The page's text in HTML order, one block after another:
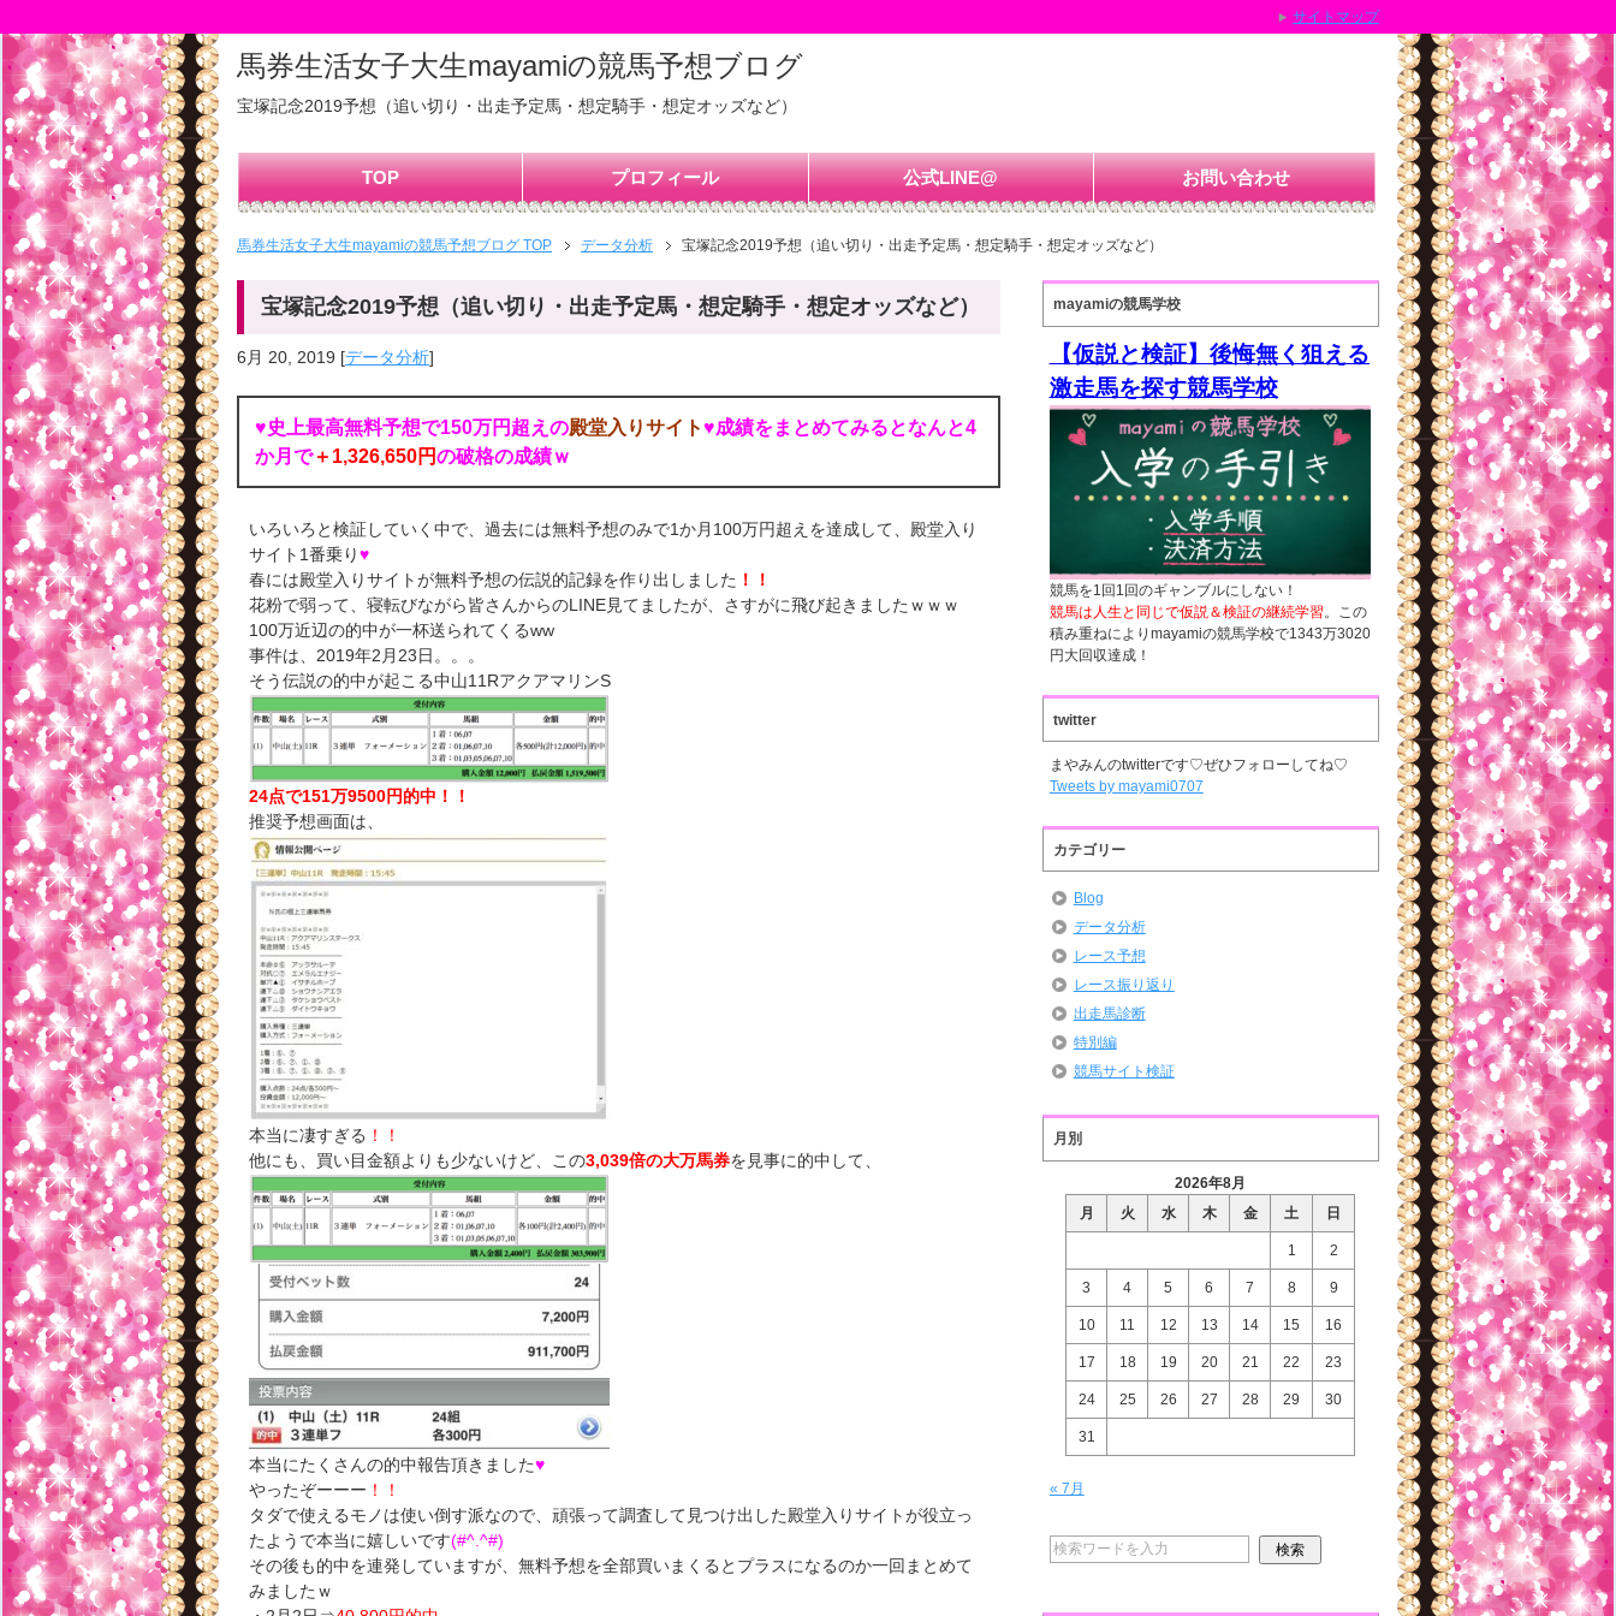
馬券生活女子大生mayamiの競馬予想ブログ
宝塚記念2019予想（追い切り・出走予定馬・想定騎手・想定オッズなど）
TOP プロフィール 公式LINE@ お問い合わせ
馬券生活女子大生mayamiの競馬予想ブログ TOP データ分析 宝塚記念2019予想（追い切り・出走予定馬・想定騎手・想定オッズなど）
宝塚記念2019予想（追い切り・出走予定馬・想定騎手・想定オッズなど）
6月 20, 2019 [データ分析]
♥史上最高無料予想で150万円超えの殿堂入りサイト♥成績をまとめてみるとなんと4
か月で＋1,326,650円の破格の成績ｗ
いろいろと検証していく中で、過去には無料予想のみで1か月100万円超えを達成して、殿堂入り
サイト1番乗り♥
春には殿堂入りサイトが無料予想の伝説的記録を作り出しました ！！
花粉で弱って、寝転びながら皆さんからのLINE見てましたが、さすがに飛び起きましたｗｗｗ
100万近辺の的中が一杯送られてくるww
事件は、2019年2月23日。。。
そう伝説の的中が起こる中山11RアクアマリンS
24点で151万9500円的中！！
推奨予想画面は、
本当に凄すぎる ！！
他にも、買い目金額よりも少ないけど、この3,039倍の大万馬券を見事に的中して、
本当にたくさんの的中報告頂きました♥
やったぞーーー ！！
タダで使えるモノは使い倒す派なので、頑張って調査して見つけ出した殿堂入りサイトが役立っ
たようで本当に嬉しいです(#^.^#)
その後も的中を連発していますが、無料予想を全部買いまくるとプラスになるのか一回まとめて
みましたｗ
mayamiの競馬学校
【仮説と検証】後悔無く狙える
激走馬を探す競馬学校
競馬を1回1回のギャンブルにしない！
競馬は人生と同じで仮説＆検証の継続学習。この
積み重ねによりmayamiの競馬学校で1343万3020
円大回収達成！
twitter
まやみんのtwitterです♡ぜひフォローしてね♡
Tweets by mayami0707
カテゴリー
Blog
データ分析
レース予想
レース振り返り
出走馬診断
特別編
競馬サイト検証
月別
2026年8月
月
火 水 木 金 土 日
1 2
3 4 5 6 7 8 9
10 11 12 13 14 15 16
17 18 19 20 21 22 23
24 25 26 27 28 29 30
31
« 7月
サイトマップ